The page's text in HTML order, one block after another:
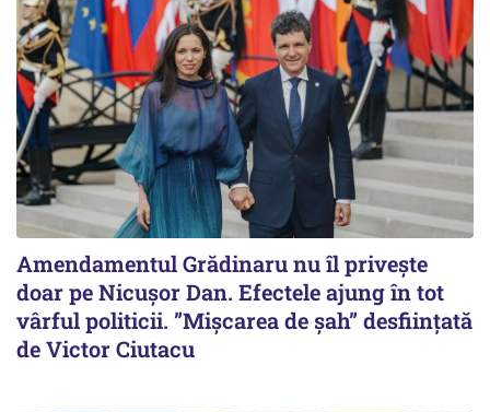
Amendamentul Grădinaru nu îl privește
doar pe Nicușor Dan. Efectele ajung în tot
vârful politicii. ”Mișcarea de șah” desființată
de Victor Ciutacu